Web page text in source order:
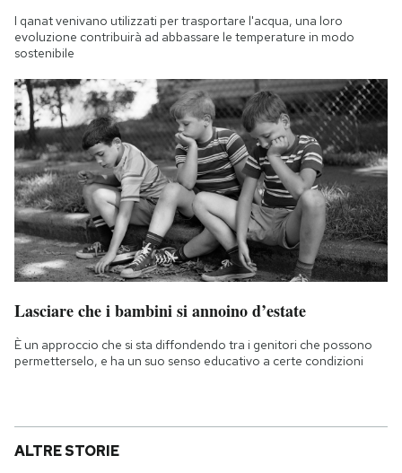
I qanat venivano utilizzati per trasportare l'acqua, una loro
evoluzione contribuirà ad abbassare le temperature in modo
sostenibile
Lasciare che i bambini si annoino d’estate
È un approccio che si sta diffondendo tra i genitori che possono
permetterselo, e ha un suo senso educativo a certe condizioni
ALTRE STORIE